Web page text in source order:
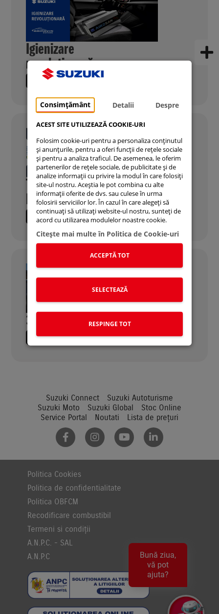
Consimțământ Detalii Despre
ACEST SITE UTILIZEAZĂ COOKIE-URI
Folosim cookie-uri pentru a personaliza conținutul
și anunțurile, pentru a oferi funcții de rețele sociale
și pentru a analiza traficul. De asemenea, le oferim
partenerilor de rețele sociale, de publicitate și de
analize informații cu privire la modul în care folosiți
site-ul nostru. Aceștia le pot combina cu alte
informații oferite de dvs. sau culese în urma
folosirii serviciilor lor. În cazul în care alegeți să
continuați să utilizați website-ul nostru, sunteți de
acord cu utilizarea modulelor noastre cookie.
Citeşte mai multe în Politica de Cookie-uri
ACCEPTĂ TOT
SELECTEAZĂ
RESPINGE TOT
Igienizare
revoluționară
CITESTE MAI MULTE
TESTARE GRATUITA
BATERII
CITESTE MAI MULTE
3+7 ANI GARANȚIE
CITESTE MAI MULTE
Suzuki Connect
Suzuki Autoturisme
Suzuki Moto
Suzuki Global
Stoc Online
Service Portal
Noutati Lista de prețuri
Politica Cookies
Politica de confidentialitate
Politica OBFCM
Recodificare combustibil
Termeni si condiții
A.N.P.C. - SAL
A.N.P.C
Bună ziua,
vă pot
ajuta?